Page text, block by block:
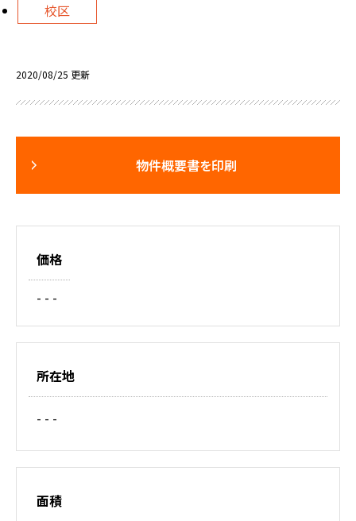
校区
2020/08/25 更新
物件概要書を印刷
価格
- - -
所在地
- - -
面積